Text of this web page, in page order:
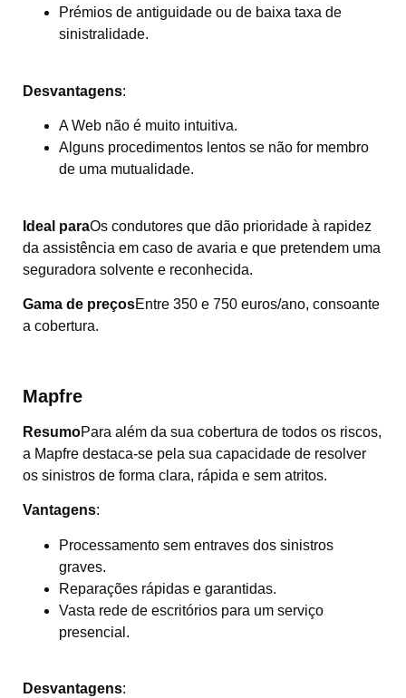
Prémios de antiguidade ou de baixa taxa de
sinistralidade.
Desvantagens:
A Web não é muito intuitiva.
Alguns procedimentos lentos se não for membro
de uma mutualidade.
Ideal paraOs condutores que dão prioridade à rapidez
da assistência em caso de avaria e que pretendem uma
seguradora solvente e reconhecida.
Gama de preçosEntre 350 e 750 euros/ano, consoante
a cobertura.
Mapfre
ResumoPara além da sua cobertura de todos os riscos,
a Mapfre destaca-se pela sua capacidade de resolver
os sinistros de forma clara, rápida e sem atritos.
Vantagens:
Processamento sem entraves dos sinistros
graves.
Reparações rápidas e garantidas.
Vasta rede de escritórios para um serviço
presencial.
Desvantagens: